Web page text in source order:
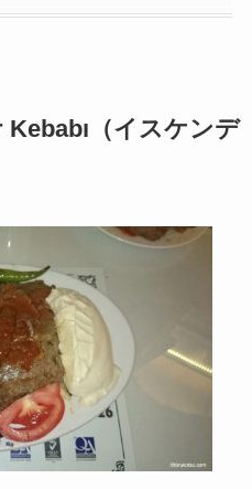
（イスケンデ